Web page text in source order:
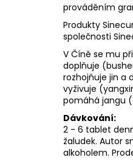
prováděním
Produkty
společnosti
V Číně se mu
doplňuje
rozhojňuje jin a
vyživuje
pomáhá jangu
Dávkování:
2 - 6 tablet
žaludek. Autor
alkoholem.